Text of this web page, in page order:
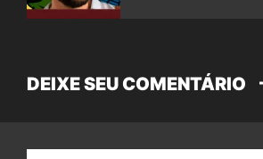
DEIXE SEU COMENTÁRIO